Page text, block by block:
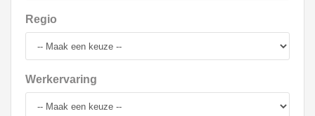
Regio
Werkervaring